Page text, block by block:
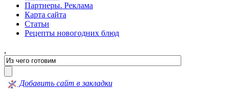
Партнеры. Реклама
Карта сайта
Статьи
Рецепты новогодних блюд
,
Добавить сайт в закладки